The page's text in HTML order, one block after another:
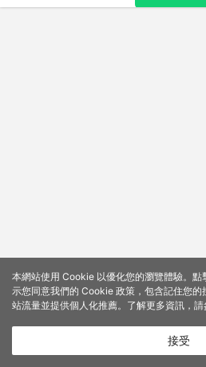
本網站使用 Cookie 以優化您的瀏覽體驗。
示您同意我們的 Cookie 政策，包含記住您
站流量並提供個人化推薦。了解更多資訊，請
接受